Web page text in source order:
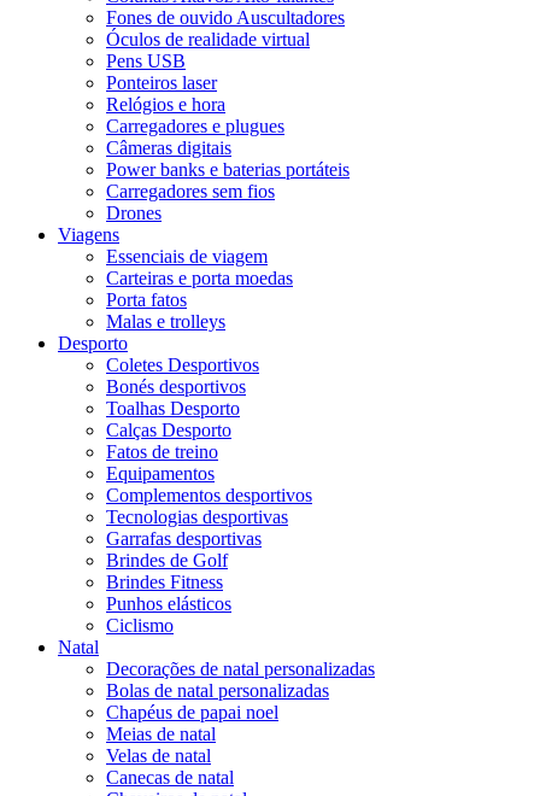
Fones de ouvido Auscultadores
Óculos de realidade virtual
Pens USB
Ponteiros laser
Relógios e hora
Carregadores e plugues
Câmeras digitais
Power banks e baterias portáteis
Carregadores sem fios
Drones
Viagens
Essenciais de viagem
Carteiras e porta moedas
Porta fatos
Malas e trolleys
Desporto
Coletes Desportivos
Bonés desportivos
Toalhas Desporto
Calças Desporto
Fatos de treino
Equipamentos
Complementos desportivos
Tecnologias desportivas
Garrafas desportivas
Brindes de Golf
Brindes Fitness
Punhos elásticos
Ciclismo
Natal
Decorações de natal personalizadas
Bolas de natal personalizadas
Chapéus de papai noel
Meias de natal
Velas de natal
Canecas de natal